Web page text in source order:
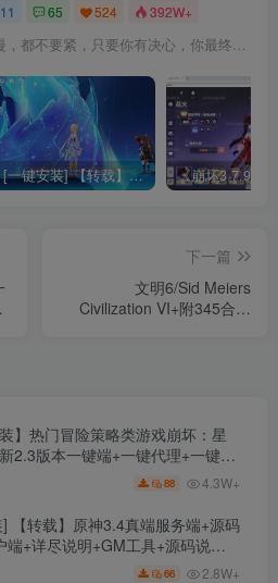
65 524 392W+
不管你有多慢，都不要紧，只要你有决心，你最终都会到达想去的地方
[一键安装] 【转载】原神3.4真端服务端+源码+配套客户端+详尽说明+GM工具+源码说明文件
下一篇
文明6/Sid Meiers
Civilization VI+附345合集
装】热门冒险策略类游戏崩坏：星
2.3版本一键端+一键代理+一键启
88 4.3W+
【转载】原神3.4真端服务端+源码
端+详尽说明+GM工具+源码说明
66 2.8W+